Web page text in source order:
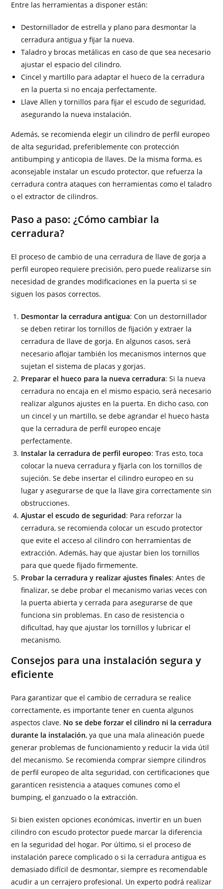
Entre las herramientas a disponer están:
Destornillador de estrella y plano para desmontar la
cerradura antigua y fijar la nueva.
Taladro y brocas metálicas en caso de que sea necesario
ajustar el espacio del cilindro.
Cincel y martillo para adaptar el hueco de la cerradura
en la puerta si no encaja perfectamente.
Llave Allen y tornillos para fijar el escudo de seguridad,
asegurando la nueva instalación.
Además, se recomienda elegir un cilindro de perfil europeo
de alta seguridad, preferiblemente con protección
antibumping y anticopia de llaves. De la misma forma, es
aconsejable instalar un escudo protector, que refuerza la
cerradura contra ataques con herramientas como el taladro
o el extractor de cilindros.
Paso a paso: ¿Cómo cambiar la
cerradura?
El proceso de cambio de una cerradura de llave de gorja a
perfil europeo requiere precisión, pero puede realizarse sin
necesidad de grandes modificaciones en la puerta si se
siguen los pasos correctos.
Desmontar la cerradura antigua: Con un destornillador
se deben retirar los tornillos de fijación y extraer la
cerradura de llave de gorja. En algunos casos, será
necesario aflojar también los mecanismos internos que
sujetan el sistema de placas y gorjas.
Preparar el hueco para la nueva cerradura: Si la nueva
cerradura no encaja en el mismo espacio, será necesario
realizar algunos ajustes en la puerta. En dicho caso, con
un cincel y un martillo, se debe agrandar el hueco hasta
que la cerradura de perfil europeo encaje
perfectamente.
Instalar la cerradura de perfil europeo: Tras esto, toca
colocar la nueva cerradura y fijarla con los tornillos de
sujeción. Se debe insertar el cilindro europeo en su
lugar y asegurarse de que la llave gira correctamente sin
obstrucciones.
Ajustar el escudo de seguridad: Para reforzar la
cerradura, se recomienda colocar un escudo protector
que evite el acceso al cilindro con herramientas de
extracción. Además, hay que ajustar bien los tornillos
para que quede fijado firmemente.
Probar la cerradura y realizar ajustes finales: Antes de
finalizar, se debe probar el mecanismo varias veces con
la puerta abierta y cerrada para asegurarse de que
funciona sin problemas. En caso de resistencia o
dificultad, hay que ajustar los tornillos y lubricar el
mecanismo.
Consejos para una instalación segura y
eficiente
Para garantizar que el cambio de cerradura se realice
correctamente, es importante tener en cuenta algunos
aspectos clave. No se debe forzar el cilindro ni la cerradura
durante la instalación, ya que una mala alineación puede
generar problemas de funcionamiento y reducir la vida útil
del mecanismo. Se recomienda comprar siempre cilindros
de perfil europeo de alta seguridad, con certificaciones que
garanticen resistencia a ataques comunes como el
bumping, el ganzuado o la extracción.
Si bien existen opciones económicas, invertir en un buen
cilindro con escudo protector puede marcar la diferencia
en la seguridad del hogar. Por último, si el proceso de
instalación parece complicado o si la cerradura antigua es
demasiado difícil de desmontar, siempre es recomendable
acudir a un cerrajero profesional. Un experto podrá realizar